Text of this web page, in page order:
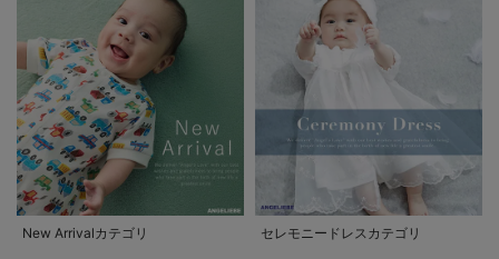
New Arrivalカテゴリ セレモニードレスカテゴリ